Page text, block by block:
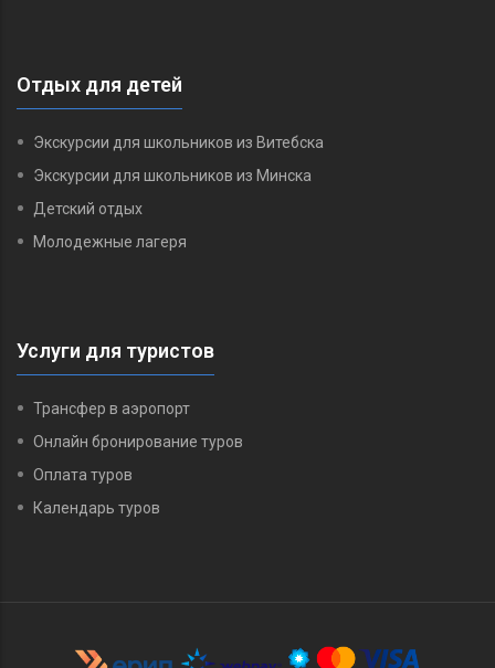
Отдых для детей
Экскурсии для школьников из Витебска
Экскурсии для школьников из Минска
Детский отдых
Молодежные лагеря
Услуги для туристов
Трансфер в аэропорт
Онлайн бронирование туров
Оплата туров
Календарь туров